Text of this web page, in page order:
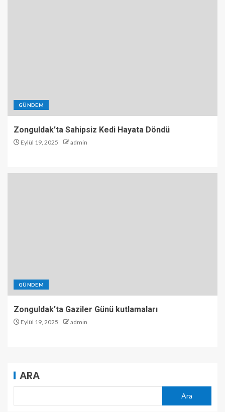
GÜNDEM
Zonguldak’ta Sahipsiz Kedi Hayata Döndü
Eylül 19, 2025 admin
GÜNDEM
Zonguldak’ta Gaziler Günü kutlamaları
Eylül 19, 2025 admin
ARA
Ara